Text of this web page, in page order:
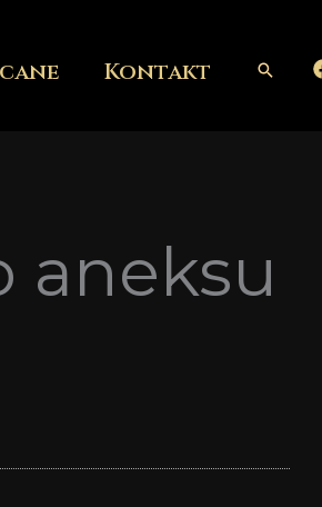
Kontakt Szukaj
aneksu